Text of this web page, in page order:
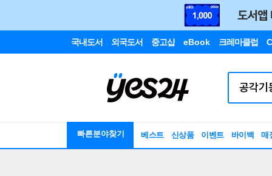
국내도서 외국도서 중고샵 eBook 크레마클럽
빠른분야찾기 베스트 신상품 이벤트 바이백 매